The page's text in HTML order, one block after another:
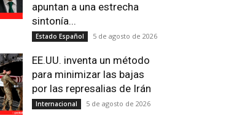
apuntan a una estrecha
sintonía...
Estado Español 5 de agosto de 2026
EE.UU. inventa un método
para minimizar las bajas
por las represalias de Irán
Internacional 5 de agosto de 2026